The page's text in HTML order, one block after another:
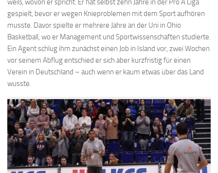
weiß, wovon er spricht. Er hat selbst zehn Jahre in der Pro A Liga
gespielt, bevor er wegen Knieproblemen mit dem Sport aufhören
musste. Davor spielte er mehrere Jahre an der Uni in Ohio
Basketball, wo er Management und Sportwissenschaften studierte.
Ein Agent schlug ihm zunächst einen Job in Island vor, zwei Wochen
vor seinem Abflug entschied er sich aber kurzfristig für einen
Verein in Deutschland – auch wenn er kaum etwas über das Land
wusste.